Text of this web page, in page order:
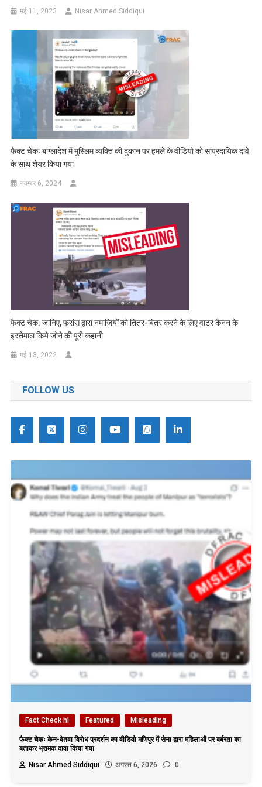
मई 11, 2023 Nisar Ahmed Siddiqui
फैक्ट चेकः बांग्लादेश में मुस्लिम व्यक्ति की दुकान पर हमले के वीडियो को सांप्रदायिक दावे
के साथ शेयर किया गया
नवम्बर 6, 2024
फैक्ट चेक: जानिए, फ्रांस द्वारा नमाज़ियों को तितर-बितर करने के लिए वाटर कैनन के
इस्तेमाल किये जोने की पूरी कहानी
मई 13, 2022
FOLLOW US
Fact Check hi Featured Misleading
फैक्ट चेकः केन-बेतवा विरोध प्रदर्शन का वीडियो मणिपुर में सेना द्वारा महिलाओं पर बर्बरता का
बताकर भ्रामक दावा किया गया
Nisar Ahmed Siddiqui
अगस्त 6, 2026 0